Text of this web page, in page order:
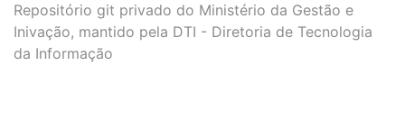
Repositório git privado do Ministério da Gestão e
Inivação, mantido pela DTI - Diretoria de Tecnologia
da Informação